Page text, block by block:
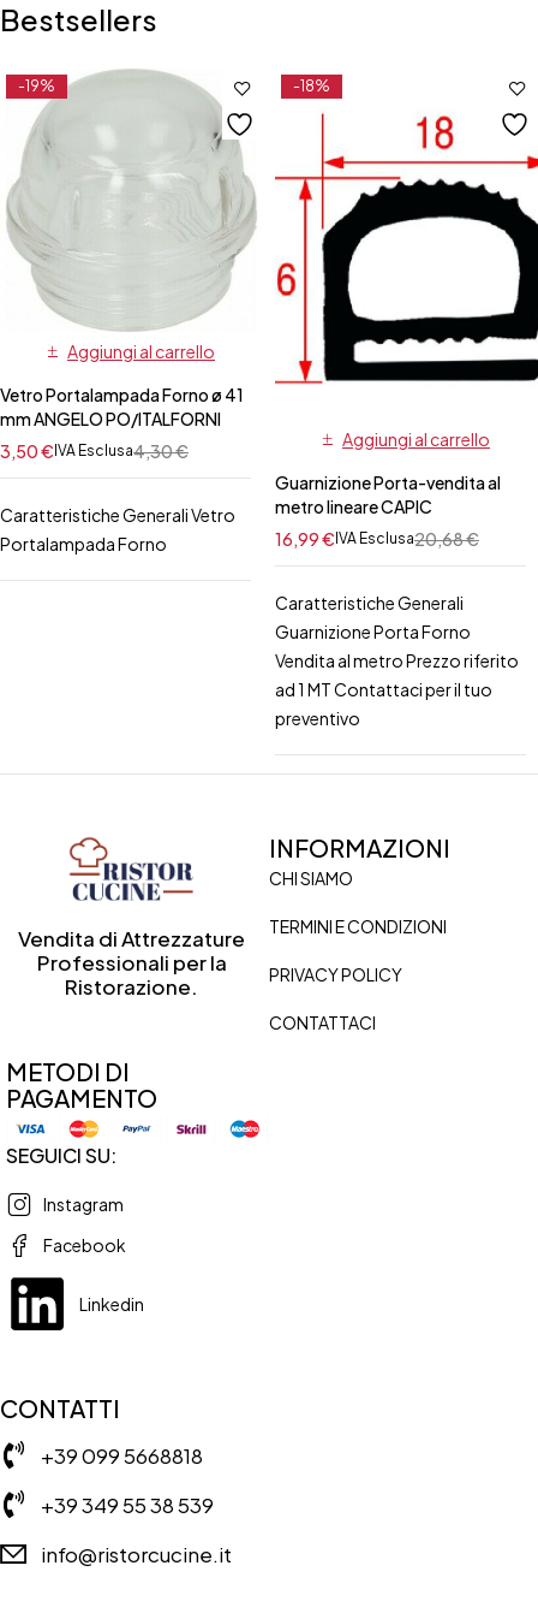
Bestsellers
-19%
Aggiungi al carrello
Vetro Portalampada Forno ø 41
mm ANGELO PO/ITALFORNI
4,30€
3,50€ IVA Esclusa
Caratteristiche Generali Vetro
Portalampada Forno
-18%
Aggiungi al carrello
Guarnizione Porta-vendita al
metro lineare CAPIC
20,68€
16,99€ IVA Esclusa
Caratteristiche Generali
Guarnizione Porta Forno
Vendita al metro Prezzo riferito
ad 1 MT Contattaci per il tuo
preventivo
Vendita di Attrezzature
Professionali per la
Ristorazione.
INFORMAZIONI
CHI SIAMO
TERMINI E CONDIZIONI
PRIVACY POLICY
CONTATTACI
METODI DI
PAGAMENTO
SEGUICI SU:
Instagram
Facebook
Linkedin
CONTATTI
+39 099 5668818
+39 349 55 38 539
info@ristorcucine.it